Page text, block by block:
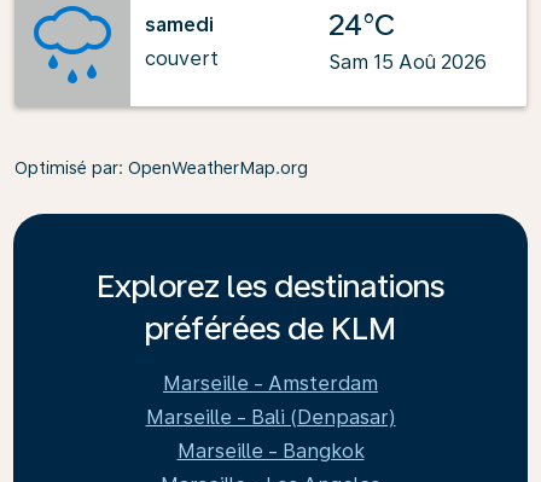
samedi
couvert
24°C
Sam 15 Aoû 2026
Optimisé par: OpenWeatherMap.org
Explorez les destinations
préférées de KLM
Marseille - Amsterdam
Marseille - Bali (Denpasar)
Marseille - Bangkok